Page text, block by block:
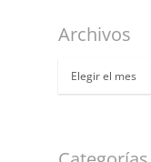
Archivos
Archivos